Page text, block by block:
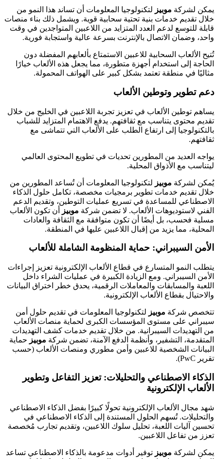
يمكن لشركة موبيز لتكنولوجيا المعلومات أن تساند هذا النمو من
خلال تقديم خدمات بنية تحتية سحابية قوية. ويشمل ذلك بناء منصات
قابلة للتوسع لدعم العدد المتزايد من اللاعبين المتواجدين في وقت
واحد، وضمان الاتصال بالإنترنت بسرعة عالية واستجابة فورية.
تُتيح الألعاب السحابية للاعبين الاستمتاع بألعابهم المفضلة دون
الحاجة إلى استخدام أجهزة متطورة، مما يجعل هذه الألعاب خيارًا
مثاليًا في منطقة تعتمد بشكل كبير على الهواتف المحمولة.
دعم تطوير وتوطين الألعاب
يساهم توطين الألعاب في تعزيز تجربة اللاعبين في الخليج من خلال
تقديم محتوى يتناسب مع ثقافتهم. يدفع الاهتمام المتزايد للشباب
بالتكنولوجيا إلى ارتفاع الطلب على الألعاب التي تتماشى مع
ثقافتهم.
يواجه العديد من المطورين تحديات في تطويع المحتوى العالمي
ليتناسب مع الأذواق المحلية.
يُمكن لشركة موبيز لتكنولوجيا المعلومات أن تُساعد المطورين من
خلال تقديم خدمات تطوير برمجيات مخصصة، تكامل حلول الذكاء
الاصطناعي للمساعدة في تسريع عمليات التوطين، وتقديم الدعم
الفني لاستوديوهات الألعاب. لا تضمن شركة موبيز
أن تكون الألعاب
مسلية فحسب، بل أيضًا أن تكون متوافقة مع الثقافة والعادات
المحلية، مما يزيد من إقبال اللاعبين عليها في المنطقة.
الأمن السيبراني: حماية المنظومة الشاملة للألعاب
يتطلب النمو المتسارع في قطاع الألعاب الإلكترونية تعزيز إجراءات
الأمن السيبراني. ومع الزيادة الكبيرة في عمليات الشراء داخل
اللعبة والمسابقات والمعاملات الرقمية، يحدق خطر اختراق البيانات
والاحتيال بقطاع الألعاب الإلكترونية.
تتخصص شركة موبيز لتكنولوجيا المعلومات في تقديم حلول أمن
سيبراني على مستوى المؤسسات الكبرى لحماية منصات الألعاب
من التهديدات السيبرانية. من خلال تقديم خدمات كشف التهديدات
المتقدمة، التشفير، وأنظمة الدفع الآمنة، تضمن شركة موبيز حماية
البيانات الشخصية للاعبين وأمن مطوري ومنصات الألعاب (حسب
تقرير PwC).
الذكاء الاصطناعي والتحليلات: تعزيز التفاعل وتطوير
الألعاب الإلكترونية
شهد مجال الألعاب الإلكترونية تحولًا كبيرًا بفضل الذكاء الاصطناعي
والتحليلات. تُسهم الحلول المستندة إلى الذكاء الاصطناعي في
تحسين آليات اللعبة، تحليل سلوك اللاعبين، وتقديم تجارب مُخصصة
تعزز من تفاعل اللاعبين.
يمكن لشركة موبيز توفير أدوات مدعومة بالذكاء الاصطناعي تساعد